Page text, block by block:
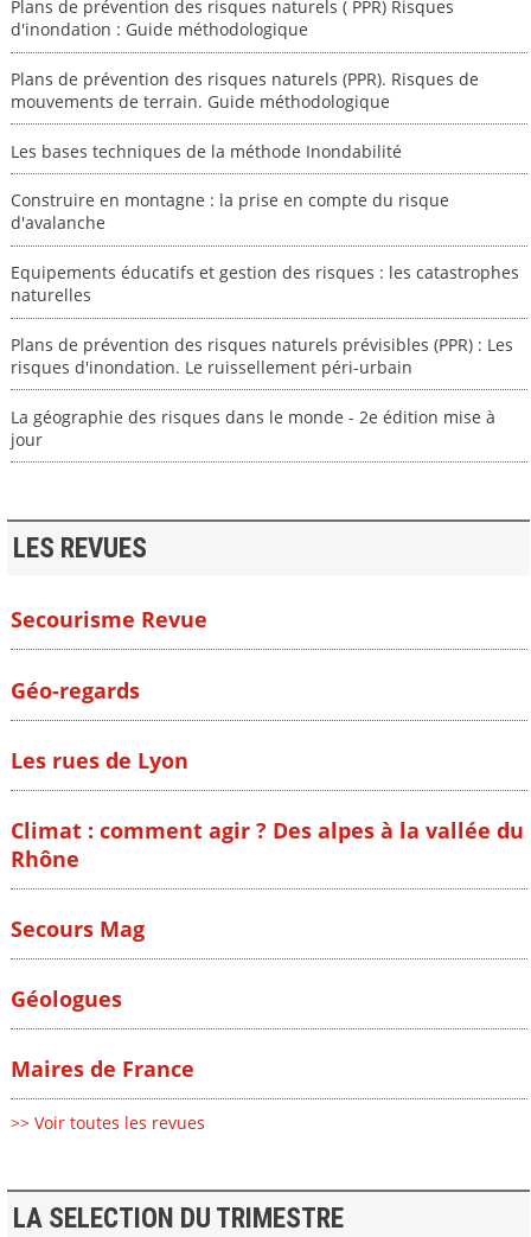
Plans de prévention des risques naturels ( PPR) Risques
d'inondation : Guide méthodologique
Plans de prévention des risques naturels (PPR). Risques de
mouvements de terrain. Guide méthodologique
Les bases techniques de la méthode Inondabilité
Construire en montagne : la prise en compte du risque
d'avalanche
Equipements éducatifs et gestion des risques : les catastrophes
naturelles
Plans de prévention des risques naturels prévisibles (PPR) : Les
risques d'inondation. Le ruissellement péri-urbain
La géographie des risques dans le monde - 2e édition mise à
jour
LES REVUES
Secourisme Revue
Géo-regards
Les rues de Lyon
Climat : comment agir ? Des alpes à la vallée du
Rhône
Secours Mag
Géologues
Maires de France
>> Voir toutes les revues
LA SELECTION DU TRIMESTRE